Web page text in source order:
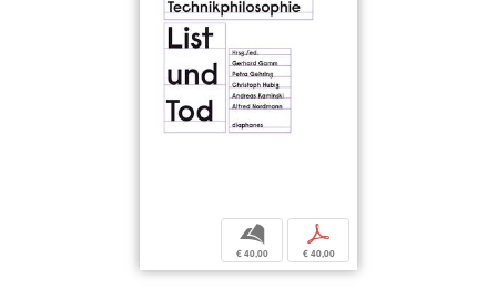
b
€ 40,00
p
€ 40,00